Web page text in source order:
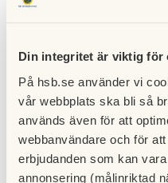
Din integritet är viktig för
På hsb.se använder vi
vår webbplats ska bli så
används även för att
webbanvändare och för
erbjudanden som kan
annonsering (målinriktad